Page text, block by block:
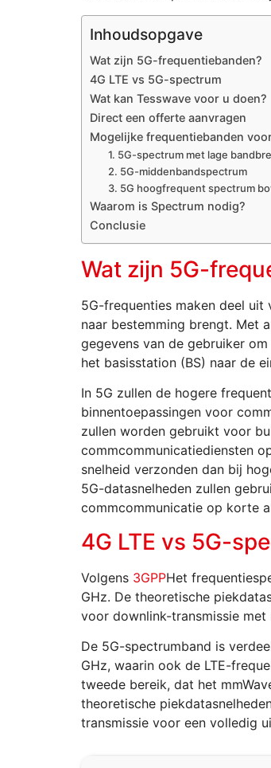
Inhoudsopgave
Wat zijn 5G-frequentiebanden?
4G LTE vs 5G-spectrum
Wat kan Tesswave voor u doen?
Direct een offerte aanvragen
Mogelijke frequentiebanden
1. 5G-spectrum met lage
2. 5G-middenbandspectrum
3. 5G hoogfrequent spectrum
Waarom is Spectrum nodig?
Conclusie
Wat zijn 5G-
5G-frequenties maken deel
naar bestemming brengt. Met
gegevens van de gebruiker
het basisstation (BS) naar de
In 5G zullen de hogere
binnentoepassingen voor
zullen worden gebruikt voor
commcommunicatiediensten
snelheid verzonden dan bij
5G-datasnelheden zullen
commcommunicatie op korte
4G LTE vs 5G-
Volgens 3GPPHet
GHz. De theoretische
voor downlink-transmissie
De 5G-spectrumband is
GHz, waarin ook de LTE-
tweede bereik, dat het
theoretische
transmissie voor een volledig